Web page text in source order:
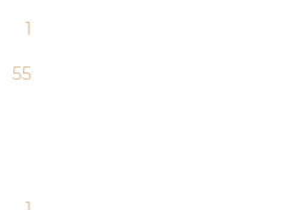
1
55